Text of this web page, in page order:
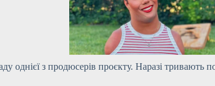
з продюсерів проєкту. Наразі тривають